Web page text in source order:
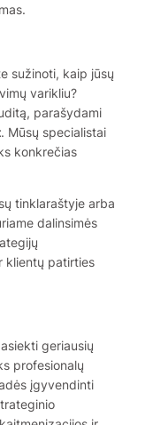
sužinoti, kaip jūsų
varikliu?
parašydami
. Mūsų specialistai
konkrečias
tinklaraštyje arba
dalinsimės
klientų patirties
geriausių
profesionalų
įgyvendinti